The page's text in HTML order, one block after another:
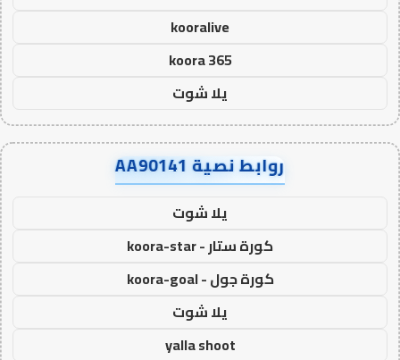
kooralive
koora 365
يلا شوت
روابط نصية AA90141
يلا شوت
كورة ستار - koora-star
كورة جول - koora-goal
يلا شوت
yalla shoot